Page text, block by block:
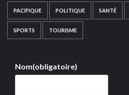
PACIFIQUE POLITIQUE SANTÉ
SPORTS TOURISME
Nom(obligatoire)